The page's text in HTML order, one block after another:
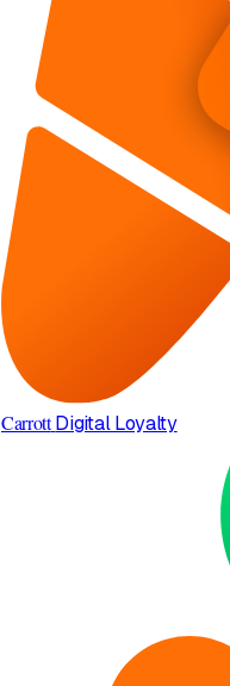
Carrott Digital Loyalty